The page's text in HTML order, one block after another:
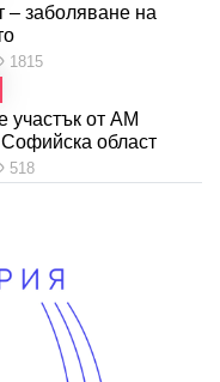
– заболяване на
1815
участък от АМ
Софийска област
518